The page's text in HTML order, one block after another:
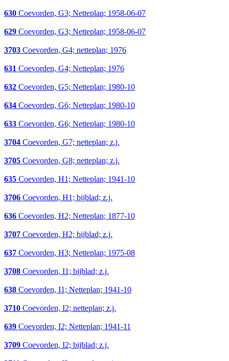
630 Coevorden, G3; Netteplan; 1958-06-07
629 Coevorden, G3; Netteplan; 1958-06-07
3703 Coevorden, G4; netteplan; 1976
631 Coevorden, G4; Netteplan; 1976
632 Coevorden, G5; Netteplan; 1980-10
634 Coevorden, G6; Netteplan; 1980-10
633 Coevorden, G6; Netteplan; 1980-10
3704 Coevorden, G7; netteplan; z.j.
3705 Coevorden, G8; netteplan; z.j.
635 Coevorden, H1; Netteplan; 1941-10
3706 Coevorden, H1; bijblad; z.j.
636 Coevorden, H2; Netteplan; 1877-10
3707 Coevorden, H2; bijblad; z.j.
637 Coevorden, H3; Netteplan; 1975-08
3708 Coevorden, I1; bijblad; z.j.
638 Coevorden, I1; Netteplan; 1941-10
3710 Coevorden, I2; netteplan; z.j.
639 Coevorden, I2; Netteplan; 1941-11
3709 Coevorden, I2; bijblad; z.j.